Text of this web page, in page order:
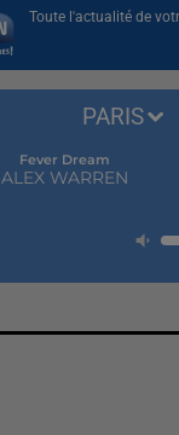
Toute l'actualité de
Fever Dream
ALEX WARREN
PARIS